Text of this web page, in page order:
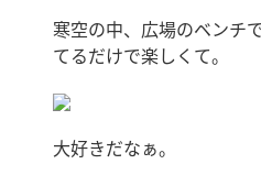
寒空の中、広場のベンチ
てるだけで楽しくて。
大好きだなぁ。